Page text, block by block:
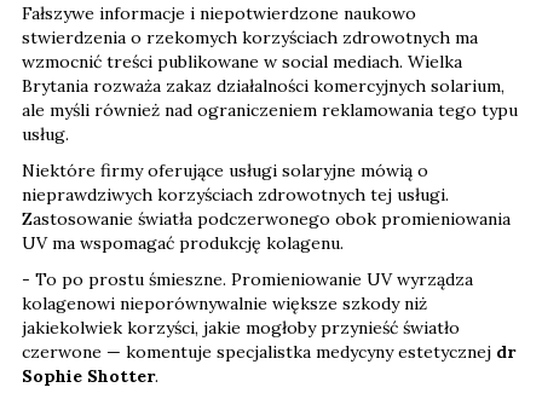
Fałszywe informacje i niepotwierdzone naukowo
stwierdzenia o rzekomych korzyściach zdrowotnych ma
wzmocnić treści publikowane w social mediach. Wielka
Brytania rozważa zakaz działalności komercyjnych solarium,
ale myśli również nad ograniczeniem reklamowania tego typu
usług.
Niektóre firmy oferujące usługi solaryjne mówią o
nieprawdziwych korzyściach zdrowotnych tej usługi.
Zastosowanie światła podczerwonego obok promieniowania
UV ma wspomagać produkcję kolagenu.
- To po prostu śmieszne. Promieniowanie UV wyrządza
kolagenowi nieporównywalnie większe szkody niż
jakiekolwiek korzyści, jakie mogłoby przynieść światło
czerwone — komentuje specjalistka medycyny estetycznej dr
Sophie Shotter.